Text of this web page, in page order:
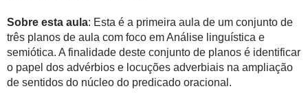
Sobre esta aula: Esta é a primeira aula de um conjunto de
três planos de aula com foco em Análise linguística e
semiótica. A finalidade deste conjunto de planos é identificar
o papel dos advérbios e locuções adverbiais na ampliação
de sentidos do núcleo do predicado oracional.